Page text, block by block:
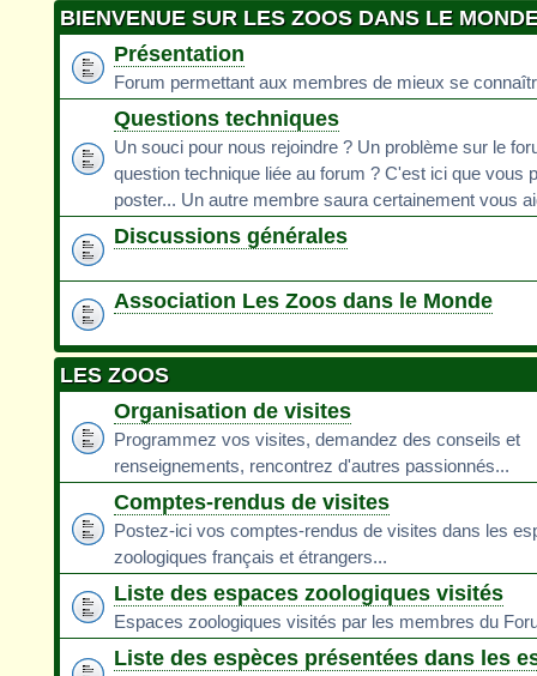
BIENVENUE SUR LES ZOOS DANS LE
Présentation
Forum permettant aux membres de mieux se
Questions techniques
Un souci pour nous rejoindre ? Un problème sur le
question technique liée au forum ? C'est ici que vous
poster... Un autre membre saura certainement vous
Discussions générales
Association Les Zoos dans le Monde
LES ZOOS
Organisation de visites
Programmez vos visites, demandez des conseils et
renseignements, rencontrez d'autres passionnés...
Comptes-rendus de visites
Postez-ici vos comptes-rendus de visites dans les
zoologiques français et étrangers...
Liste des espaces zoologiques visités
Espaces zoologiques visités par les membres du
Liste des espèces présentées dans les